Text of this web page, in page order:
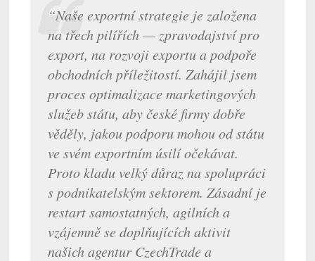
“Naše exportní strategie je založena
na třech pilířích — zpravodajství pro
export, na rozvoji exportu a podpoře
obchodních příležitostí. Zahájil jsem
proces optimalizace marketingových
služeb státu, aby české firmy dobře
věděly, jakou podporu mohou od státu
ve svém exportním úsilí očekávat.
Proto kladu velký důraz na spolupráci
s podnikatelským sektorem. Zásadní je
restart samostatných, agilních a
vzájemně se doplňujících aktivit
našich agentur CzechTrade a